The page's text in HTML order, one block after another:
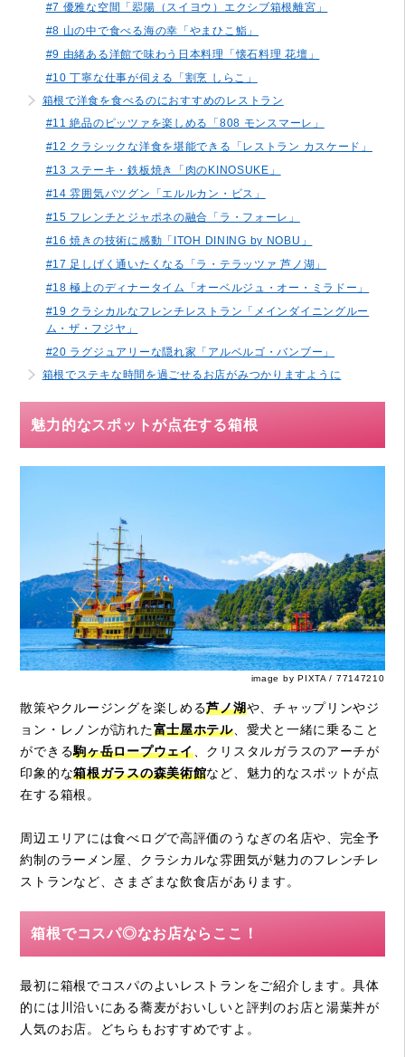
#7 優雅な空間「翆陽（スイヨウ）エクシブ箱根離宮」
#8 山の中で食べる海の幸「やまひこ鮨」
#9 由緒ある洋館で味わう日本料理「懐石料理 花壇」
#10 丁寧な仕事が伺える「割烹 しらこ」
箱根で洋食を食べるのにおすすめのレストラン
#11 絶品のピッツァを楽しめる「808 モンスマーレ」
#12 クラシックな洋食を堪能できる「レストラン カスケード」
#13 ステーキ・鉄板焼き「肉のKINOSUKE」
#14 雰囲気バツグン「エルルカン・ビス」
#15 フレンチとジャポネの融合「ラ・フォーレ」
#16 焼きの技術に感動「ITOH DINING by NOBU」
#17 足しげく通いたくなる「ラ・テラッツァ 芦ノ湖」
#18 極上のディナータイム「オーベルジュ・オー・ミラドー」
#19 クラシカルなフレンチレストラン「メインダイニングルー
ム・ザ・フジヤ」
#20 ラグジュアリーな隠れ家「アルベルゴ・バンブー」
箱根でステキな時間を過ごせるお店がみつかりますように
魅力的なスポットが点在する箱根
image by PIXTA / 77147210
散策やクルージングを楽しめる芦ノ湖や、チャップリンやジ
ョン・レノンが訪れた富士屋ホテル、愛犬と一緒に乗ること
ができる駒ヶ岳ロープウェイ、クリスタルガラスのアーチが
印象的な箱根ガラスの森美術館など、魅力的なスポットが点
在する箱根。
周辺エリアには食べログで高評価のうなぎの名店や、完全予
約制のラーメン屋、クラシカルな雰囲気が魅力のフレンチレ
ストランなど、さまざまな飲食店があります。
箱根でコスパ◎なお店ならここ！
最初に箱根でコスパのよいレストランをご紹介します。具体
的には川沿いにある蕎麦がおいしいと評判のお店と湯葉丼が
人気のお店。どちらもおすすめですよ。